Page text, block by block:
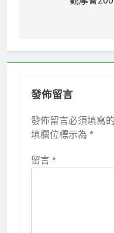
發佈留言
發佈留言必須填寫
填欄位標示為 *
留言 *